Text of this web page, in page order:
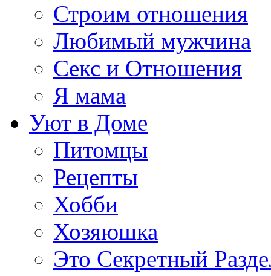
Строим отношения
Любимый мужчина
Секс и Отношения
Я мама
Уют в Доме
Питомцы
Рецепты
Хобби
Хозяюшка
Это Секретный